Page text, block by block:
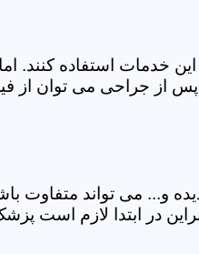
خدمات استفاده کنند.
جراحی می توان از
و... می تواند متفاوت
در ابتدا لازم است